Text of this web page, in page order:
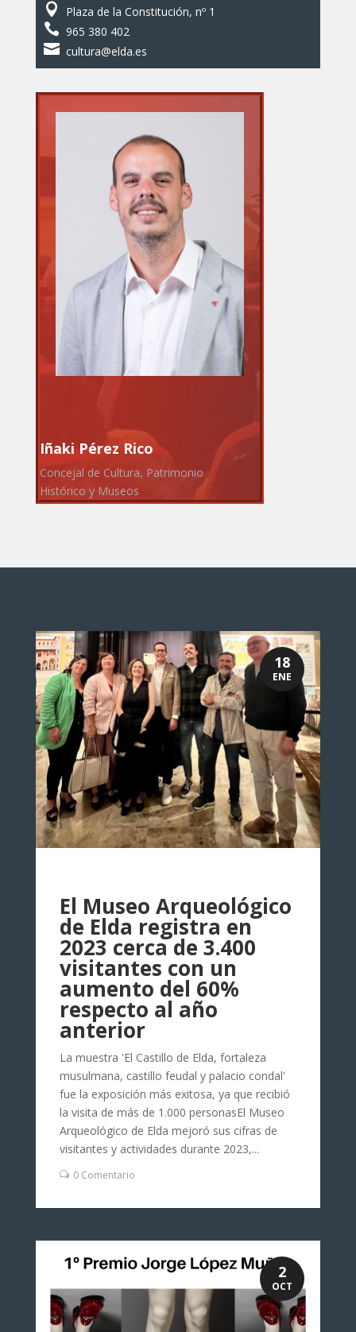
 Plaza de la Constitución, nº 1
 965 380 402
cultura@elda.es
Iñaki Pérez Rico
Concejal de Cultura, Patrimonio
Histórico y Museos
El Museo Arqueológico
de Elda registra en
2023 cerca de 3.400
visitantes con un
aumento del 60%
respecto al año
anterior
La muestra 'El Castillo de Elda, fortaleza
musulmana, castillo feudal y palacio condal'
fue la exposición más exitosa, ya que recibió
la visita de más de 1.000 personasEl Museo
Arqueológico de Elda mejoró sus cifras de
visitantes y actividades durante 2023,...
0 Comentario
18
ENE
2
OCT